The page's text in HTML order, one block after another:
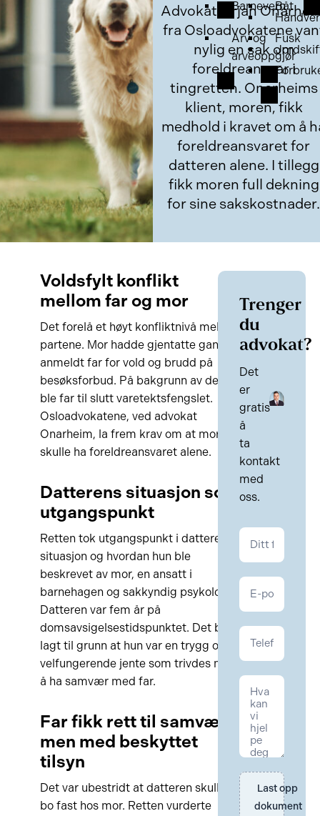
Barnevern
Arv og
arveoppgjør
Båt
Fusk
Advokat Ørjan
fra Osloadvokatene
nylig en sak om
foreldreansvar i
tingretten. Onarheims
klient, moren, fikk
medhold i kravet om å
foreldreansvaret for
datteren alene. I tillegg
fikk moren full dekning
for sine sakskostnader.
Voldsfylt konflikt
mellom far og mor
Det forelå et høyt konfliktnivå mellom
partene. Mor hadde gjentatte ganger
anmeldt far for vold og brudd på
besøksforbud. På bakgrunn av dette
ble far til slutt varetektsfengslet.
Osloadvokatene, ved advokat
Onarheim, la frem krav om at moren
skulle ha foreldreansvaret alene.
Datterens situasjon som
utgangspunkt
Retten tok utgangspunkt i datterens
situasjon og hvordan hun ble
beskrevet av mor, en ansatt i
barnehagen og sakkyndig psykolog.
Datteren var fem år på
domsavsigelsestidspunktet. Det ble
lagt til grunn at hun var en trygg og
velfungerende jente som trivdes med
å ha samvær med far.
Far fikk rett til samvær,
men med beskyttet
tilsyn
Det var ubestridt at datteren skulle
bo fast hos mor. Retten vurderte
Trenger
du
advokat?
Det
er
gratis
å
ta
kontakt
med
oss.
Kontakt
Last opp
dokument